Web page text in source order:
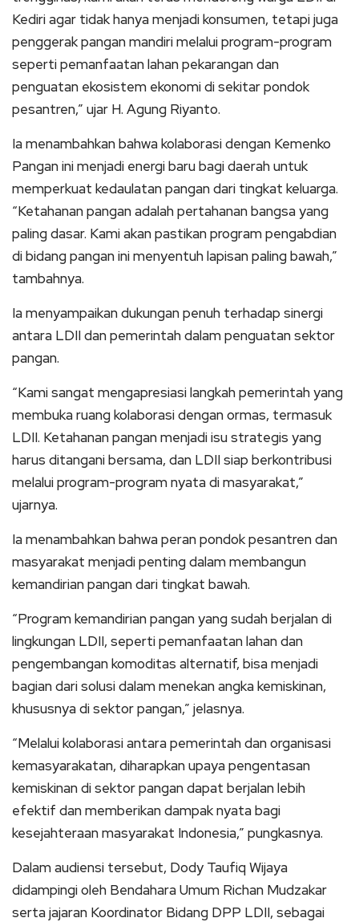
Kediri agar tidak hanya menjadi konsumen, tetapi juga
penggerak pangan mandiri melalui program-program
seperti pemanfaatan lahan pekarangan dan
penguatan ekosistem ekonomi di sekitar pondok
pesantren,” ujar H. Agung Riyanto.
Ia menambahkan bahwa kolaborasi dengan Kemenko
Pangan ini menjadi energi baru bagi daerah untuk
memperkuat kedaulatan pangan dari tingkat keluarga.
“Ketahanan pangan adalah pertahanan bangsa yang
paling dasar. Kami akan pastikan program pengabdian
di bidang pangan ini menyentuh lapisan paling bawah,”
tambahnya.
Ia menyampaikan dukungan penuh terhadap sinergi
antara LDII dan pemerintah dalam penguatan sektor
pangan.
“Kami sangat mengapresiasi langkah pemerintah yang
membuka ruang kolaborasi dengan ormas, termasuk
LDII. Ketahanan pangan menjadi isu strategis yang
harus ditangani bersama, dan LDII siap berkontribusi
melalui program-program nyata di masyarakat,”
ujarnya.
Ia menambahkan bahwa peran pondok pesantren dan
masyarakat menjadi penting dalam membangun
kemandirian pangan dari tingkat bawah.
“Program kemandirian pangan yang sudah berjalan di
lingkungan LDII, seperti pemanfaatan lahan dan
pengembangan komoditas alternatif, bisa menjadi
bagian dari solusi dalam menekan angka kemiskinan,
khususnya di sektor pangan,” jelasnya.
“Melalui kolaborasi antara pemerintah dan organisasi
kemasyarakatan, diharapkan upaya pengentasan
kemiskinan di sektor pangan dapat berjalan lebih
efektif dan memberikan dampak nyata bagi
kesejahteraan masyarakat Indonesia,” pungkasnya.
Dalam audiensi tersebut, Dody Taufiq Wijaya
didampingi oleh Bendahara Umum Richan Mudzakar
serta jajaran Koordinator Bidang DPP LDII, sebagai